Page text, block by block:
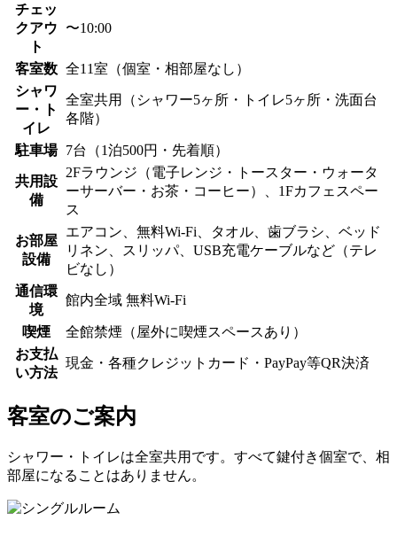
チェッ
クアウ
ト
〜10:00
客室数 全11室（個室・相部屋なし）
シャワ
ー・ト
イレ
全室共用（シャワー5ヶ所・トイレ5ヶ所・洗面台
各階）
駐車場 7台（1泊500円・先着順）
共用設
備
2Fラウンジ（電子レンジ・トースター・ウォータ
ーサーバー・お茶・コーヒー）、1Fカフェスペー
ス
お部屋
設備
エアコン、無料Wi-Fi、タオル、歯ブラシ、ベッド
リネン、スリッパ、USB充電ケーブルなど（テレ
ビなし）
通信環
境
館内全域 無料Wi-Fi
喫煙
全館禁煙（屋外に喫煙スペースあり）
お支払
い方法
現金・各種クレジットカード・PayPay等QR決済
客室のご案内
シャワー・トイレは全室共用です。すべて鍵付き個室で、相
部屋になることはありません。